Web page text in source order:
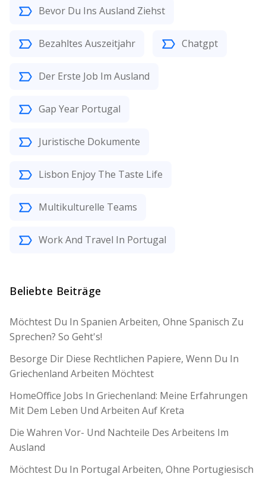
Bevor Du Ins Ausland Ziehst
Bezahltes Auszeitjahr Chatgpt
Der Erste Job Im Ausland
Gap Year Portugal
Juristische Dokumente
Lisbon Enjoy The Taste Life
Multikulturelle Teams
Work And Travel In Portugal
Beliebte Beiträge
Möchtest Du In Spanien Arbeiten, Ohne Spanisch Zu
Sprechen? So Geht's!
Besorge Dir Diese Rechtlichen Papiere, Wenn Du In
Griechenland Arbeiten Möchtest
HomeOffice Jobs In Griechenland: Meine Erfahrungen
Mit Dem Leben Und Arbeiten Auf Kreta
Die Wahren Vor- Und Nachteile Des Arbeitens Im
Ausland
Möchtest Du In Portugal Arbeiten, Ohne Portugiesisch